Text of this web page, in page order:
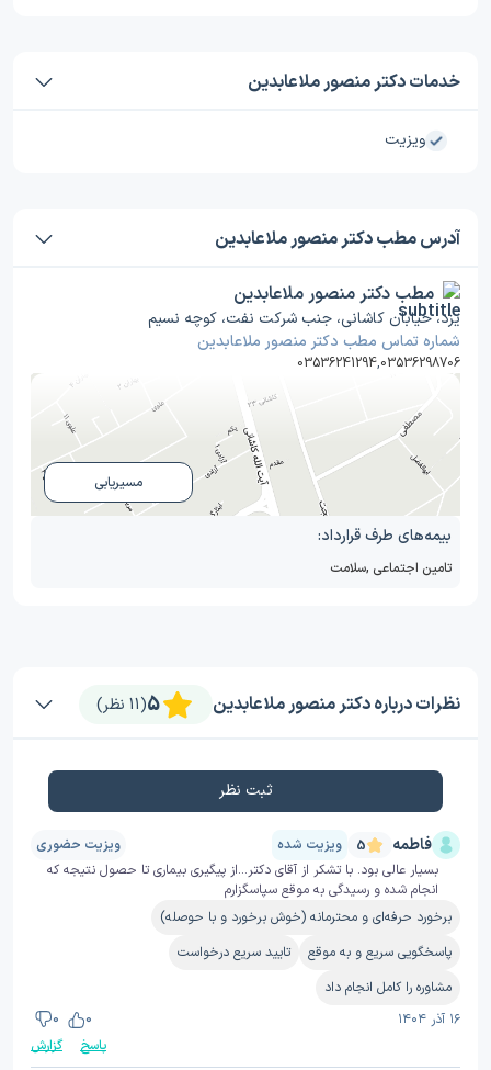
خدمات دکتر منصور ملاعابدین
ویزیت
آدرس مطب دکتر منصور ملاعابدین
مطب دکتر منصور ملاعابدین
یزد، خیابان کاشانی، جنب شرکت نفت، کوچه نسیم
شماره تماس مطب دکتر منصور ملاعابدین
03536241294,03536298706
مسیریابی
بیمه‌های طرف قرارداد:
تامین اجتماعی ,سلامت
نظرات درباره دکتر منصور ملاعابدین (11 نظر)5
ثبت نظر
فاطمه 5 ویزیت شده
ویزیت حضوری
بسیار عالی بود. با تشکر از آقای دکتر...از پیگیری بیماری تا حصول نتیجه که
انجام شده و رسیدگی به موقع سپاسگزارم
برخورد حرفه‌ای و محترمانه (خوش برخورد و با حوصله)
پاسخگویی سریع و به موقع
تایید سریع درخواست
مشاوره را کامل انجام داد
۱۶ آذر ۱۴۰۴
0
0
پاسخ
گزارش